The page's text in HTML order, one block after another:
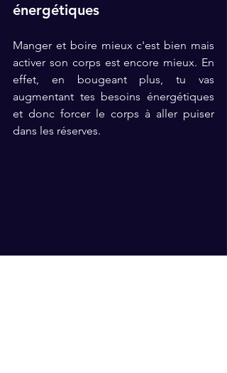
énergétiques
Manger et boire mieux c'est bien mais
activer son corps est encore mieux. En
effet, en bougeant plus, tu vas
augmentant tes besoins énergétiques
et donc forcer le corps à aller puiser
dans les réserves.